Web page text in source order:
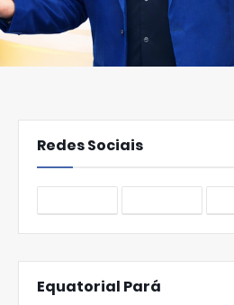
Redes Sociais
Equatorial Pará